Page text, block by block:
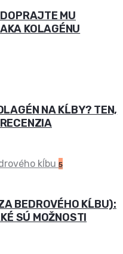
MU
KOLAGÉNU
NA KĹBY? TEN,
5
BEDROVÉHO KĹBU):
SÚ MOŽNOSTI